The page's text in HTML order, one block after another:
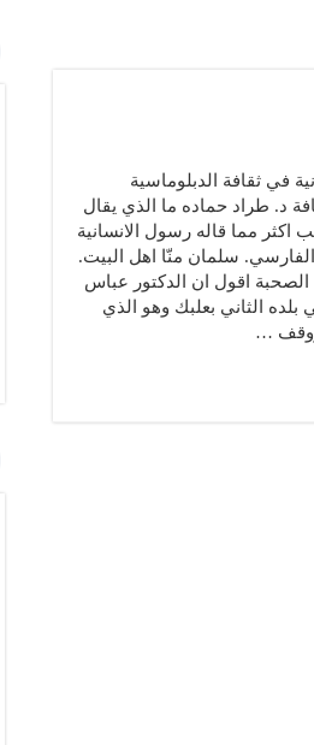
في ثقافة الدبلوماسية
د. طراد حماده ما الذي يقال
اكثر مما قاله رسول الانسانية
سلمان منّا اهل البيت.
الصحبة اقول ان الدكتور عباس
بلده الثاني بعلبك وهو الذي
ووقف …